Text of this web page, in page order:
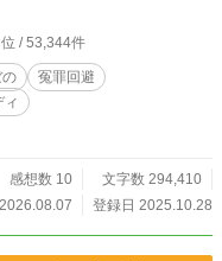
くいかない！ お菓子に惑わ
毎回ドタバタのアタフタのア
たい5才の、ほのぼのコミカ
なキャラなし/1エピソード完結型) ※無断利用をお断りします
位 / 53,344件
冤罪回避
ィ
感想数 10
文字数 294,410
登録日 2025.10.28